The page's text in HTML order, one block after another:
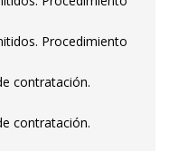
Procedimiento
contratación.
contratación.